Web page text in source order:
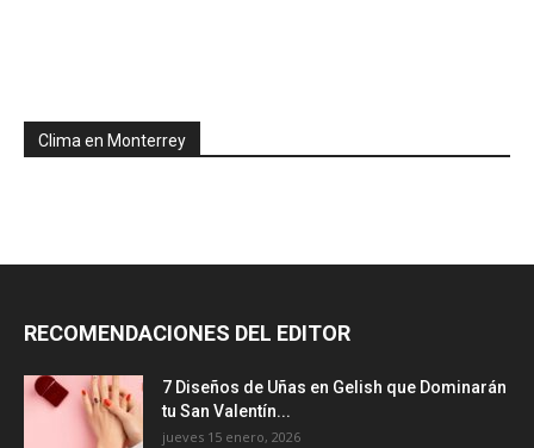
Clima en Monterrey
RECOMENDACIONES DEL EDITOR
7 Diseños de Uñas en Gelish que Dominarán
tu San Valentín...
jueves 15 enero, 2026